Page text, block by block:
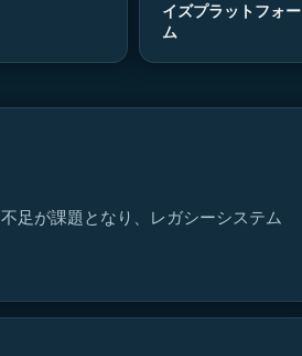
イズプラットフォー
ム
足が課題となり、レガシーシステム